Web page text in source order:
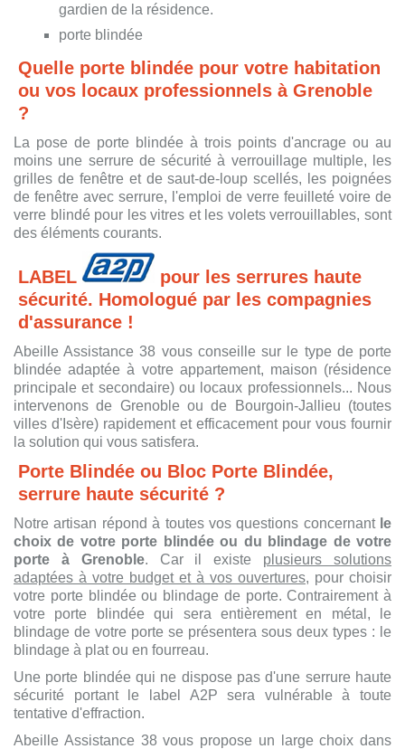
gardien de la résidence.
porte blindée
Quelle porte blindée pour votre habitation
ou vos locaux professionnels à Grenoble
?
La pose de porte blindée à trois points d'ancrage ou au
moins une serrure de sécurité à verrouillage multiple, les
grilles de fenêtre et de saut-de-loup scellés, les poignées
de fenêtre avec serrure, l'emploi de verre feuilleté voire de
verre blindé pour les vitres et les volets verrouillables, sont
des éléments courants.
LABEL
pour les serrures haute
sécurité. Homologué par les compagnies
d'assurance !
Abeille Assistance 38 vous conseille sur le type de porte
blindée adaptée à votre appartement, maison (résidence
principale et secondaire) ou locaux professionnels... Nous
intervenons de Grenoble ou de Bourgoin-Jallieu (toutes
villes d'Isère) rapidement et efficacement pour vous fournir
la solution qui vous satisfera.
Porte Blindée ou Bloc Porte Blindée,
serrure haute sécurité ?
Notre artisan répond à toutes vos questions concernant le
choix de votre porte blindée ou du blindage de votre
porte à Grenoble. Car il existe plusieurs solutions
adaptées à votre budget et à vos ouvertures, pour choisir
votre porte blindée ou blindage de porte. Contrairement à
votre porte blindée qui sera entièrement en métal, le
blindage de votre porte se présentera sous deux types : le
blindage à plat ou en fourreau.
Une porte blindée qui ne dispose pas d'une serrure haute
sécurité portant le label A2P sera vulnérable à toute
tentative d'effraction.
Abeille Assistance 38 vous propose un large choix dans